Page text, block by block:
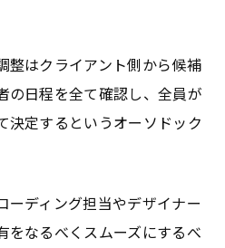
整はクライアント側から候補
の日程を全て確認し、全員が
決定するというオーソドック
ーディング担当やデザイナー
をなるべくスムーズにするべ